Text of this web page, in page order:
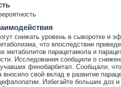
снижать уровень в сыворотке и
что впоследствии
метаболитов парацетамола и
Исследования сообщили о
фенобарбитал. Сообщали,
свой вклад в развитие
Избегайте больших доз